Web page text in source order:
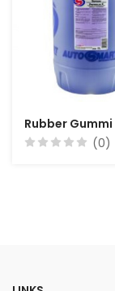
Rubber
(0)